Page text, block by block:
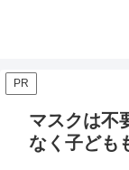
PR
マスクは不
なく子ども